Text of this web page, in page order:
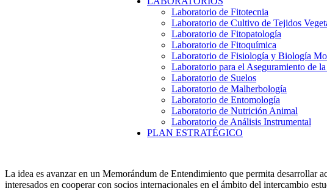
Laboratorio de Fitotecnia
Laboratorio de Cultivo de Tejidos
Laboratorio de Fitopatología
Laboratorio de Fitoquímica
Laboratorio de Fisiología y Biología
Laboratorio para el Aseguramiento de
Laboratorio de Suelos
Laboratorio de Malherbología
Laboratorio de Entomología
Laboratorio de Nutrición Animal
Laboratorio de Análisis Instrumental
PLAN ESTRATÉGICO
La idea es avanzar en un Memorándum de Entendimiento que permita desarrollar
interesados en cooperar con socios internacionales en el ámbito del intercambio